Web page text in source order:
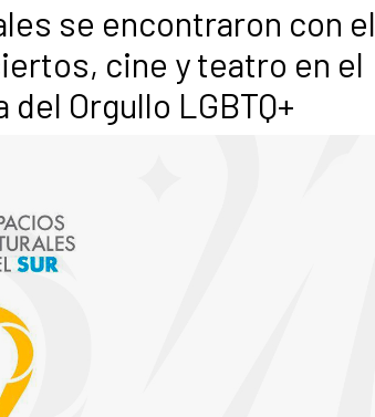
se encontraron con el
cine y teatro en el
Orgullo LGBTQ+